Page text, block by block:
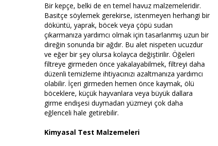
Bir kepçe, belki de en temel havuz malzemeleridir.
Basitçe söylemek gerekirse, istenmeyen herhangi bir
döküntü, yaprak, böcek veya çöpü sudan
çıkarmanıza yardımcı olmak için tasarlanmış uzun bir
direğin sonunda bir ağdır. Bu alet nispeten ucuzdur
ve eğer bir şey olursa kolayca değiştirilir. Öğeleri
filtreye girmeden önce yakalayabilmek, filtreyi daha
düzenli temizleme ihtiyacınızı azaltmanıza yardımcı
olabilir. İçeri girmeden hemen önce kaymak, ölü
böceklere, küçük hayvanlara veya büyük dallara
girme endişesi duymadan yüzmeyi çok daha
eğlenceli hale getirebilir.
Kimyasal Test Malzemeleri